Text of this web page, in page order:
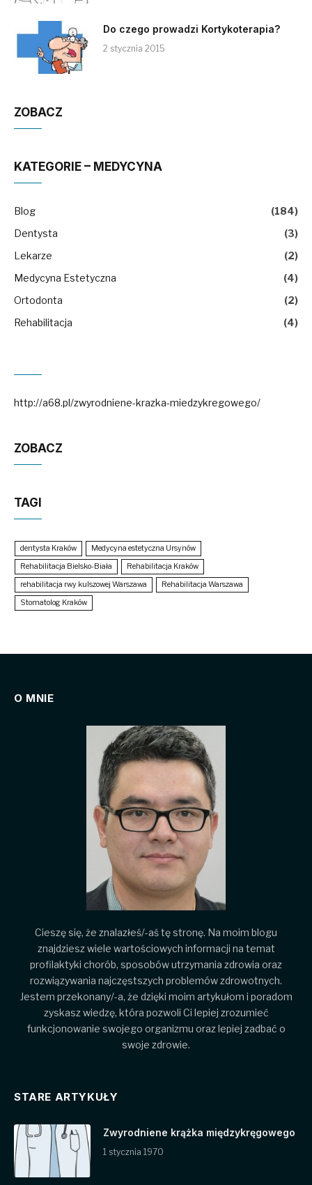
Do czego prowadzi Kortykoterapia?
2 stycznia 2015
ZOBACZ
KATEGORIE – MEDYCYNA
Blog
(184)
Dentysta
(3)
Lekarze
(2)
Medycyna Estetyczna
(4)
Ortodonta
(2)
Rehabilitacja
(4)
http://a68.pl/zwyrodniene-krazka-miedzykregowego/
ZOBACZ
TAGI
dentysta Kraków
Medycyna estetyczna Ursynów
Rehabilitacja Bielsko-Biała
Rehabilitacja Kraków
rehabilitacja rwy kulszowej Warszawa
Rehabilitacja Warszawa
Stomatolog Kraków
O MNIE
Cieszę się, że znalazłeś/-aś tę stronę. Na moim blogu
znajdziesz wiele wartościowych informacji na temat
profilaktyki chorób, sposobów utrzymania zdrowia oraz
rozwiązywania najczęstszych problemów zdrowotnych.
Jestem przekonany/-a, że dzięki moim artykułom i poradom
zyskasz wiedzę, która pozwoli Ci lepiej zrozumieć
funkcjonowanie swojego organizmu oraz lepiej zadbać o
swoje zdrowie.
STARE ARTYKUŁY
Zwyrodniene krążka międzykręgowego
1 stycznia 1970